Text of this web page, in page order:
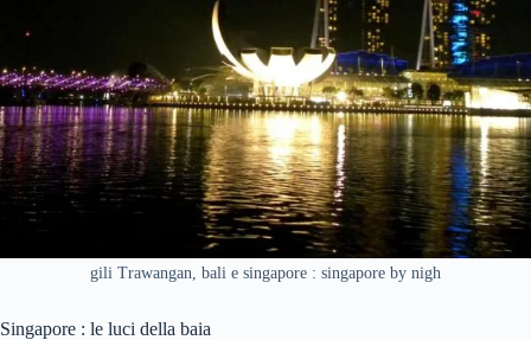
gili Trawangan, bali e singapore : singapore by nigh
Singapore : le luci della baia